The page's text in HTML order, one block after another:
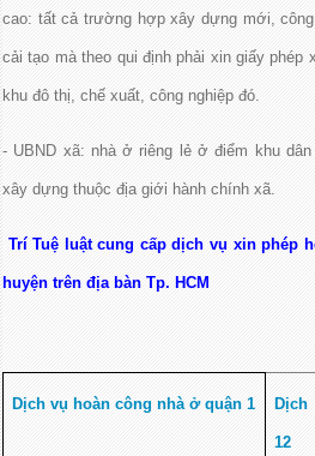
cao: tất cả trường hợp xây dựng mới,
cải tạo mà theo qui định phải xin giấy phép
khu đô thị, chế xuất, công nghiệp đó.
- UBND xã: nhà ở riêng lẻ ở điểm khu
xây dựng thuộc địa giới hành chính xã.
Trí Tuệ luật cung cấp dịch vụ xin phép
huyện trên địa bàn Tp. HCM
Dịch vụ hoàn công nhà ở quận 1
12